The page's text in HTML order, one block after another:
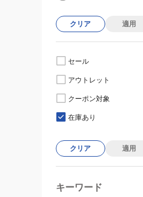
クリア 適用
セール
アウトレット
クーポン対象
在庫あり
クリア 適用
キーワード